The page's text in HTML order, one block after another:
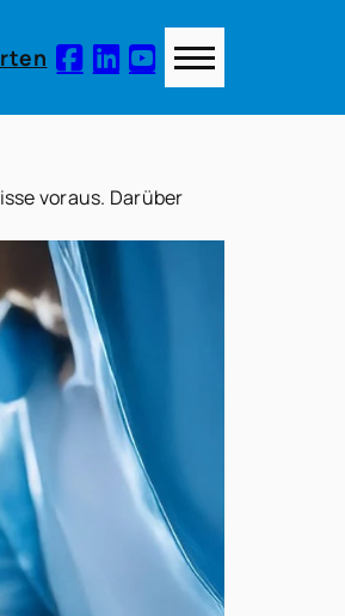
voraus. Darüber